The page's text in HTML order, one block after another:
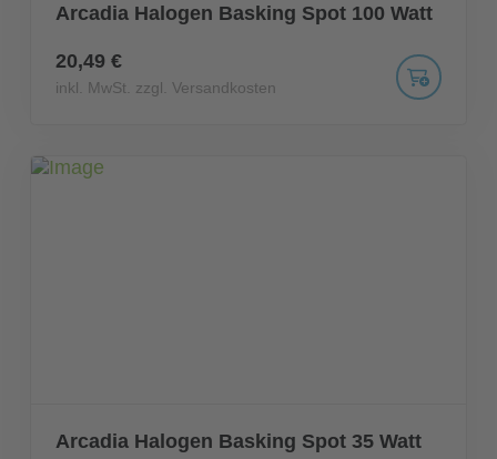
Arcadia Halogen Basking Spot 100 Watt
20,49 €
inkl. MwSt. zzgl. Versandkosten
Arcadia Halogen Basking Spot 35 Watt